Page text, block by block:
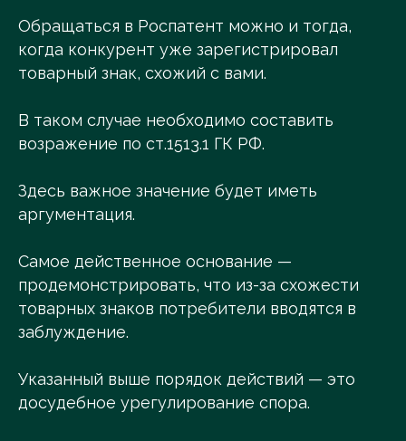
Обращаться в Роспатент можно и тогда,
когда конкурент уже зарегистрировал
товарный знак, схожий с вами.
В таком случае необходимо составить
возражение по ст.1513.1 ГК РФ.
Здесь важное значение будет иметь
аргументация.
Самое действенное основание —
продемонстрировать, что из-за схожести
товарных знаков потребители вводятся в
заблуждение.
Указанный выше порядок действий — это
досудебное урегулирование спора.